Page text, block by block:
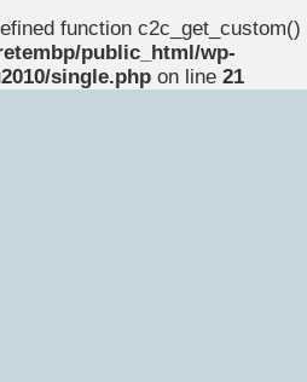
function c2c_get_custom()
public_html/wp-
single.php on line 21